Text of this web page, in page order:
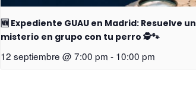
🆕 Expediente GUAU en Madrid: Resuelve un
misterio en grupo con tu perro 🕵️🐾
12 septiembre @ 7:00 pm - 10:00 pm